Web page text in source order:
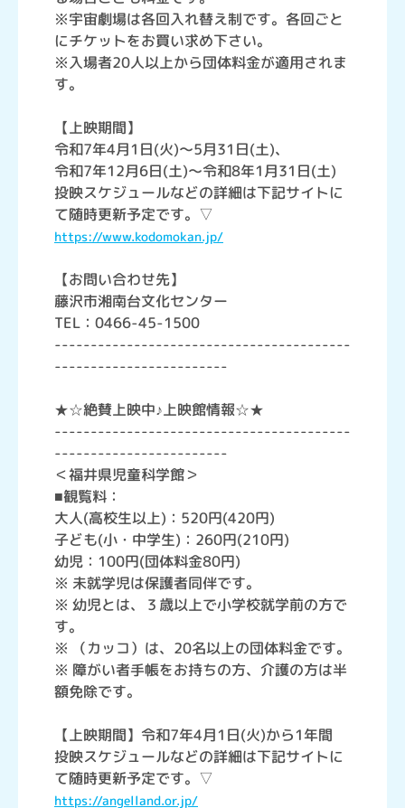
※宇宙劇場は各回入れ替え制です。各回ごと
にチケットをお買い求め下さい。
※入場者20人以上から団体料金が適用されま
す。
【上映期間】
令和7年4月1日(火)～5月31日(土)、
令和7年12月6日(土)～令和8年1月31日(土)
投映スケジュールなどの詳細は下記サイトに
て随時更新予定です。▽
https://www.kodomokan.jp/
【お問い合わせ先】
藤沢市湘南台文化センター
TEL：0466-45-1500
-----------------------------------------
------------------------
★☆絶賛上映中♪上映館情報☆★
-----------------------------------------
------------------------
＜福井県児童科学館＞
■観覧料：
大人(高校生以上)：520円(420円)
子ども(小・中学生)：260円(210円)
幼児：100円(団体料金80円)
※ 未就学児は保護者同伴です。
※ 幼児とは、３歳以上で小学校就学前の方で
す。
※ （カッコ）は、20名以上の団体料金です。
※ 障がい者手帳をお持ちの方、介護の方は半
額免除です。
【上映期間】令和7年4月1日(火)から1年間
投映スケジュールなどの詳細は下記サイトに
て随時更新予定です。▽
https://angelland.or.jp/